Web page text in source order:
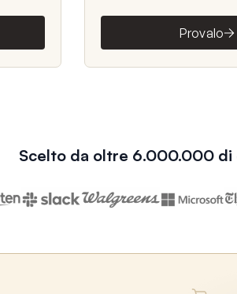
Provalo
Scelto da oltre 6.000.000 di